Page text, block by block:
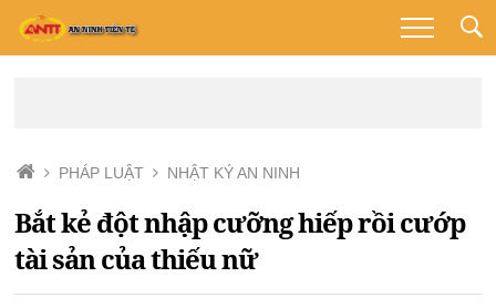
PHÁP LUẬT NHẬT KÝ AN NINH
Bắt kẻ đột nhập cưỡng hiếp rồi cướp
tài sản của thiếu nữ